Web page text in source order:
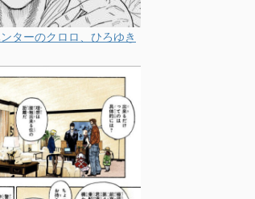
ターのクロロ、ひろゆき